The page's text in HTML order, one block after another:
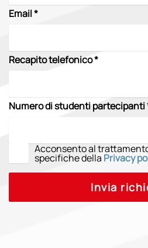
Email *
Recapito telefonico *
Numero di studenti partecipanti
Acconsento al
specifiche della Privacy